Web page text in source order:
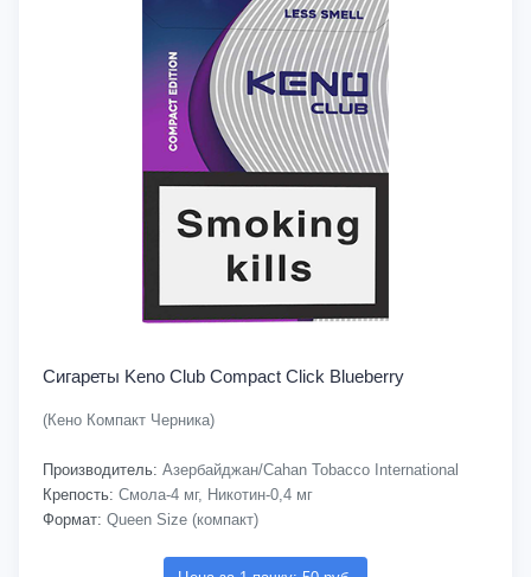
Сигареты Keno Club Compact Click Blueberry
(Кено Компакт Черника)
Производитель: Азербайджан/Cahan Tobacco International
Крепость: Смола-4 мг, Никотин-0,4 мг
Формат: Queen Size (компакт)